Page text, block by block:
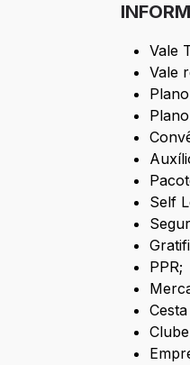
Vale
Vale
Self
PPR;